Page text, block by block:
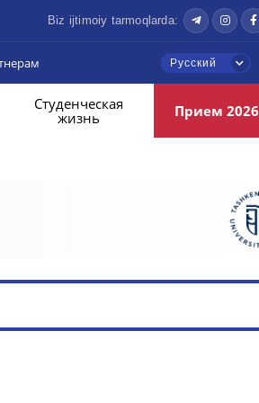
Biz ijtimoiy tarmoqlarda:
Русский
Студенческая
жизнь
Прием 2026